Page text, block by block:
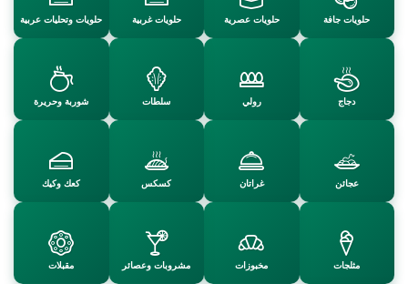
حلويات جافة حلويات عصرية حلويات غربية حلويات وتحليات عربية
دجاج رولي سلطات شوربة وحريرة
عجائن غراتان كسكس كعك وكيك
مثلجات مخبوزات مشروبات وعصائر مقبلات